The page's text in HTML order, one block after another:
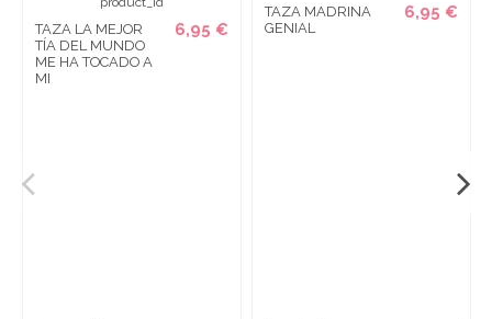
TAZA LA MEJOR
TÍA DEL MUNDO
ME HA TOCADO A
MI
6,95 €
TAZA MADRINA
GENIAL
6,95 €